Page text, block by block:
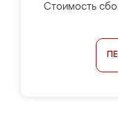
Стоимость